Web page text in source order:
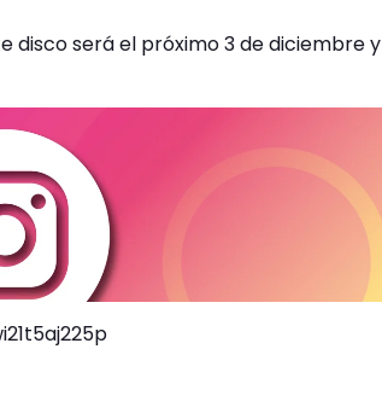
disco será el próximo 3 de diciembre y